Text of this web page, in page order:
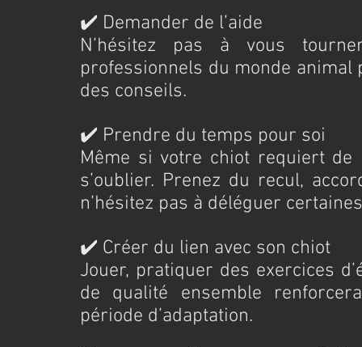
✔️ Demander de l’aide
N’hésitez pas à vous
professionnels du monde
des conseils.
✔️ Prendre du temps pour soi
Même si votre chiot requiert de
s’oublier. Prenez du recul,
n’hésitez pas à déléguer
✔️ Créer du lien avec son chiot
Jouer, pratiquer des exercices
de qualité ensemble
période d’adaptation.